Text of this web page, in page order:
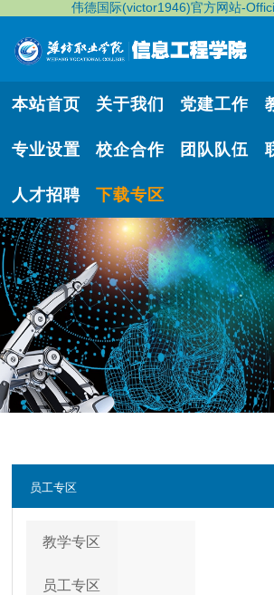
伟德国际(victor1946)官方网站-
本站首页 关于我们 党建工作
专业设置 校企合作 团队队伍
人才招聘 下载专区
员工专区
教学专区
员工专区